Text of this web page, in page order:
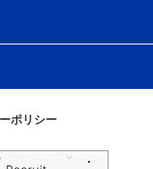
ポリシー